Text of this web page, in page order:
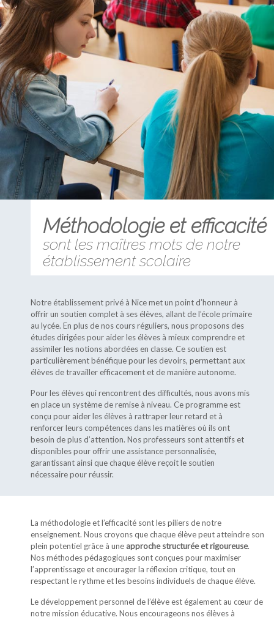
Méthodologie et efficacité
sont les maîtres mots de notre
établissement scolaire
Notre établissement privé à Nice met un point d’honneur à
offrir un soutien complet à ses élèves, allant de l’école primaire
au lycée. En plus de nos cours réguliers, nous proposons des
études dirigées pour aider les élèves à mieux comprendre et
assimiler les notions abordées en classe. Ce soutien est
particulièrement bénéfique pour les devoirs, permettant aux
élèves de travailler efficacement et de manière autonome.
Pour les élèves qui rencontrent des difficultés, nous avons mis
en place un système de remise à niveau. Ce programme est
conçu pour aider les élèves à rattraper leur retard et à
renforcer leurs compétences dans les matières où ils ont
besoin de plus d’attention. Nos professeurs sont attentifs et
disponibles pour offrir une assistance personnalisée,
garantissant ainsi que chaque élève reçoit le soutien
nécessaire pour réussir.
La méthodologie et l’efficacité sont les piliers de notre
enseignement. Nous croyons que chaque élève peut atteindre son
plein potentiel grâce à une approche structurée et rigoureuse.
Nos méthodes pédagogiques sont conçues pour maximiser
l’apprentissage et encourager la réflexion critique, tout en
respectant le rythme et les besoins individuels de chaque élève.
Le développement personnel de l’élève est également au cœur de
notre mission éducative. Nous encourageons nos élèves à